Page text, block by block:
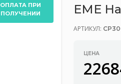
ОПЛАТА ПРИ
ПОЛУЧЕНИИ
EME
АРТИКУЛ:
ЦЕНА